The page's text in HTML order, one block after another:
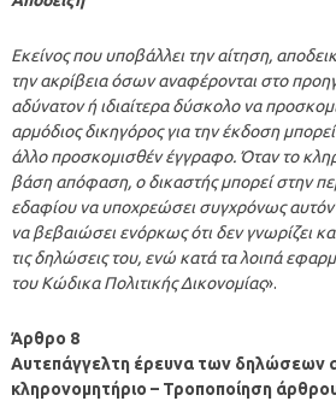
Εκείνος που υποβάλλει την αίτηση,
την ακρίβεια όσων αναφέρονται στο
αδύνατον ή ιδιαίτερα δύσκολο να
αρμόδιος δικηγόρος για την έκδοση
άλλο προσκομισθέν έγγραφο. Όταν το
βάση απόφαση, ο δικαστής μπορεί στην
εδαφίου να υποχρεώσει συγχρόνως
να βεβαιώσει ενόρκως ότι δεν γνωρίζει
τις δηλώσεις του, ενώ κατά τα λοιπά
του Κώδικα Πολιτικής Δικονομίας».
Άρθρο 8
Αυτεπάγγελτη έρευνα των δηλώσεων
κληρονομητήριο – Τροποποίηση